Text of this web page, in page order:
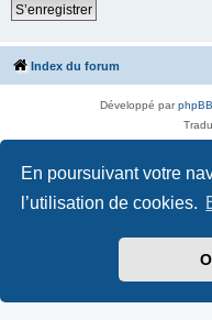
En poursuivant votre
l’utilisation de cookies.
S’enregistrer
Index du forum
Développé parphpBB